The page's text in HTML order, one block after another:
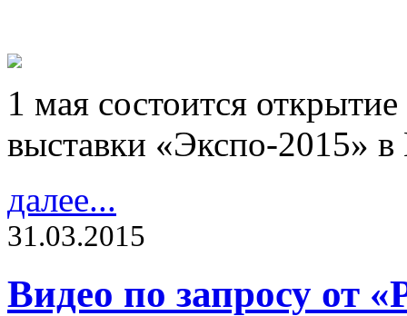
1 мая состоится
выставки «Экспо-2015»
далее...
31.03.2015
Видео по запросу от